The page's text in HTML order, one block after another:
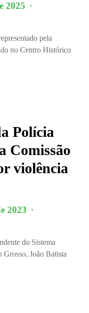
2025
pela
no Centro Histórico
Polícia
Comissão
violência
2023
do Sistema
Grosso, João Batista